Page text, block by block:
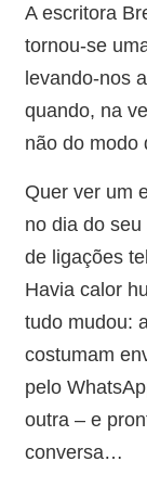
A escritora
tornou-se
levando-nos
quando, na
não do modo
Quer ver um
no dia do
de ligações
Havia calor
tudo mudou:
costumam
pelo
outra – e
conversa…